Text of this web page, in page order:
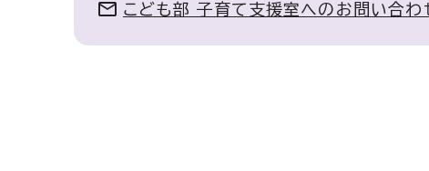
こども部 子育て支援室へのお問い合わ